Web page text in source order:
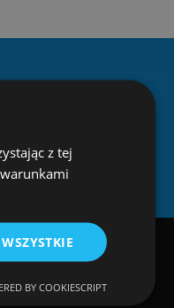
z tej
BY COOKIESCRIPT